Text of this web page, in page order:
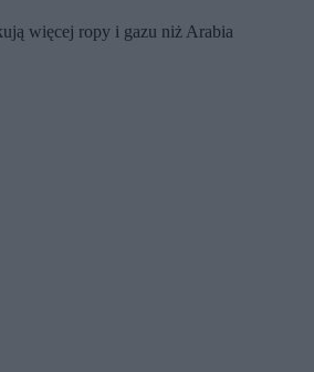
więcej ropy i gazu niż Arabia